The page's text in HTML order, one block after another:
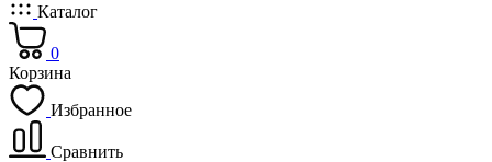
Каталог
0
Корзина
Избранное
Сравнить